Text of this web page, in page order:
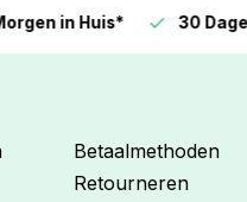
in Huis* 30 Dagen
Betaalmethoden
Retourneren